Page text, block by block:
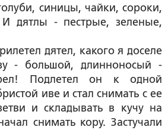
синицы, чайки, сороки,
И дятлы - пестрые, зеленые,
дятел, какого я доселе
- большой, длинноносый -
Подлетел он к одной
иве и стал снимать с ее
и складывать в кучу на
снимать кору. Застучали